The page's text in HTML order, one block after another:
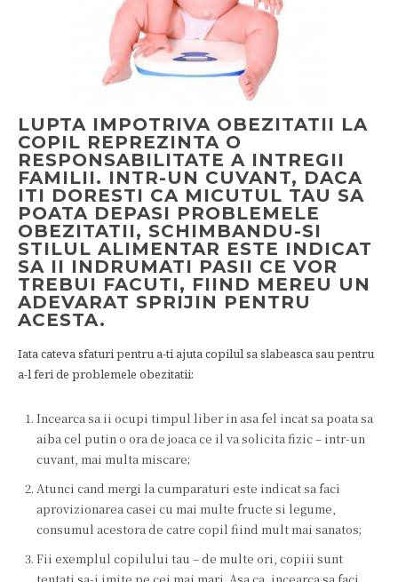
LUPTA IMPOTRIVA OBEZITATII LA
COPIL REPREZINTA O
RESPONSABILITATE A INTREGII
FAMILII. INTR-UN CUVANT, DACA
ITI DORESTI CA MICUTUL TAU SA
POATA DEPASI PROBLEMELE
OBEZITATII, SCHIMBANDU-SI
STILUL ALIMENTAR ESTE INDICAT
SA II INDRUMATI PASII CE VOR
TREBUI FACUTI, FIIND MEREU UN
ADEVARAT SPRIJIN PENTRU
ACESTA.
Iata cateva sfaturi pentru a-ti ajuta copilul sa slabeasca sau pentru
a-l feri de problemele obezitatii:
Incearca sa ii ocupi timpul liber in asa fel incat sa poata sa
aiba cel putin o ora de joaca ce il va solicita fizic – intr-un
cuvant, mai multa miscare;
Atunci cand mergi la cumparaturi este indicat sa faci
aprovizionarea casei cu mai multe fructe si legume,
consumul acestora de catre copil fiind mult mai sanatos;
Fii exemplul copilului tau – de multe ori, copiii sunt